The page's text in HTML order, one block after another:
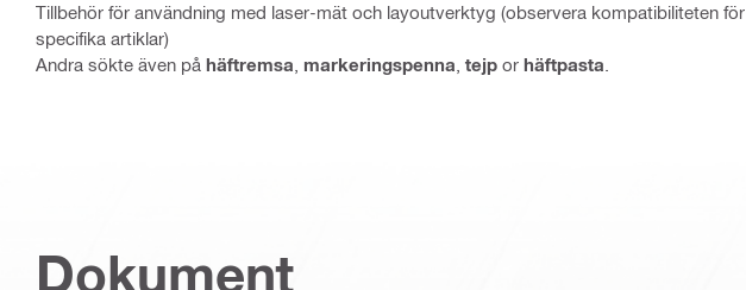
Tillbehör för användning med laser-mät och layoutverktyg (observera kompatibiliteten för
specifika artiklar)
Andra sökte även på häftremsa markeringspenna tejp or häftpasta
Dokument